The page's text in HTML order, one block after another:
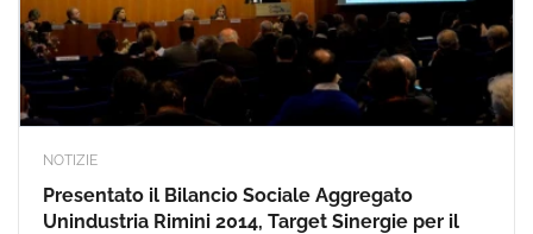
NOTIZIE
Presentato il Bilancio Sociale Aggregato
Unindustria Rimini 2014, Target Sinergie per il